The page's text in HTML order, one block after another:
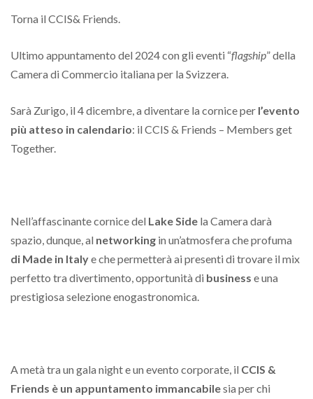
Torna il CCIS& Friends.
Ultimo appuntamento del 2024 con gli eventi “flagship” della
Camera di Commercio italiana per la Svizzera.
Sarà Zurigo, il 4 dicembre, a diventare la cornice per l’evento
più atteso in calendario: il CCIS & Friends – Members get
Together.
Nell’affascinante cornice del Lake Side la Camera darà
spazio, dunque, al networking in un’atmosfera che profuma
di Made in Italye che permetterà ai presenti di trovare il mix
perfetto tra divertimento, opportunità di business e una
prestigiosa selezione enogastronomica.
A metà tra un gala night e un evento corporate, il CCIS &
Friends è un appuntamento immancabilesia per chi